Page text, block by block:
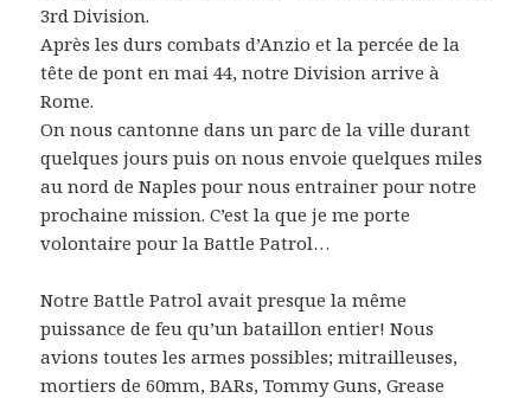
3rd Division.
Après les durs combats d’Anzio et la percée de la
tête de pont en mai 44, notre Division arrive à
Rome.
On nous cantonne dans un parc de la ville durant
quelques jours puis on nous envoie quelques miles
au nord de Naples pour nous entrainer pour notre
prochaine mission. C’est la que je me porte
volontaire pour la Battle Patrol…
Notre Battle Patrol avait presque la même
puissance de feu qu’un bataillon entier! Nous
avions toutes les armes possibles; mitrailleuses,
mortiers de 60mm, BARs, Tommy Guns, Grease